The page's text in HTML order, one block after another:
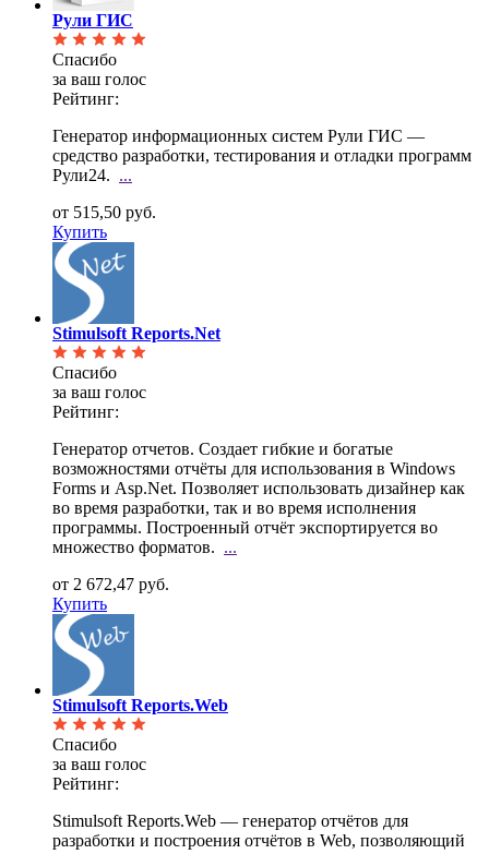
Рули ГИС
Спасибо
за ваш голос
Рейтинг:
Генератор информационных систем Рули ГИС —
средство разработки, тестирования и отладки программ
Рули24. ...
от 515,50 руб.
Купить
Stimulsoft Reports.Net
Спасибо
за ваш голос
Рейтинг:
Генератор отчетов. Создает гибкие и богатые
возможностями отчёты для использования в Windows
Forms и Asp.Net. Позволяет использовать дизайнер как
во время разработки, так и во время исполнения
программы. Построенный отчёт экспортируется во
множество форматов. ...
от 2 672,47 руб.
Купить
Stimulsoft Reports.Web
Спасибо
за ваш голос
Рейтинг:
Stimulsoft Reports.Web — генератор отчётов для
разработки и построения отчётов в Web, позволяющий